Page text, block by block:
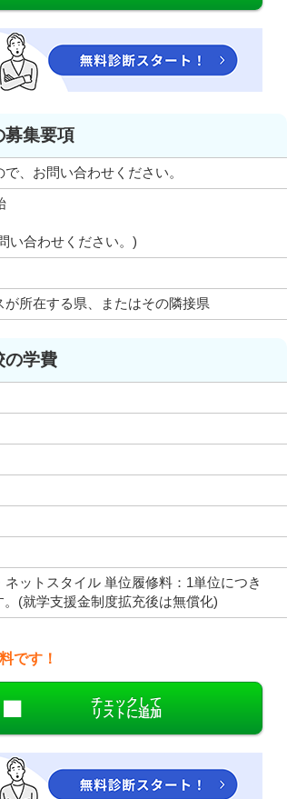
募集要項
、お問い合わせください。
い合わせください。)
が所在する県、またはその隣接県
の学費
ットスタイル 単位履修料：1単位につき
(就学支援金制度拡充後は無償化)
です！
チェックして
リストに追加